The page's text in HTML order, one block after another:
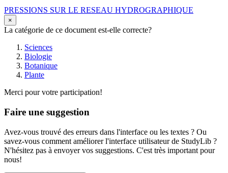
PRESSIONS SUR LE RESEAU HYDROGRAPHIQUE
×
La catégorie de ce document est-elle correcte?
Sciences
Biologie
Botanique
Plante
Merci pour votre participation!
Faire une suggestion
Avez-vous trouvé des erreurs dans l'interface ou les textes ? Ou
savez-vous comment améliorer l'interface utilisateur de StudyLib ?
N'hésitez pas à envoyer vos suggestions. C'est très important pour
nous!